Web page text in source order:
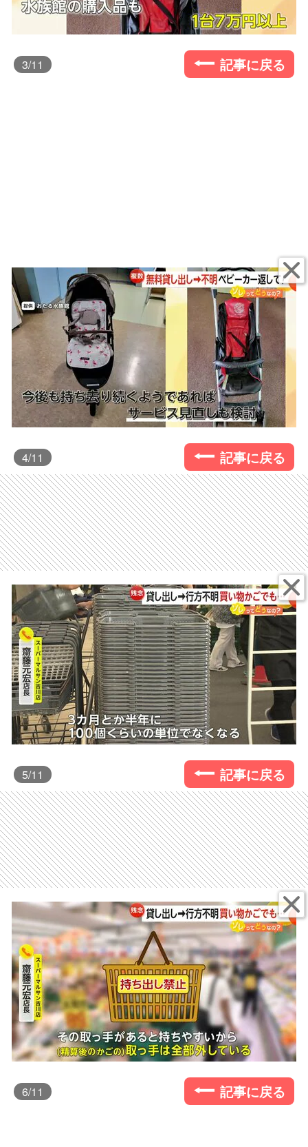
3/11 記事に戻る
4/11 記事に戻る
5/11 記事に戻る
6/11 記事に戻る